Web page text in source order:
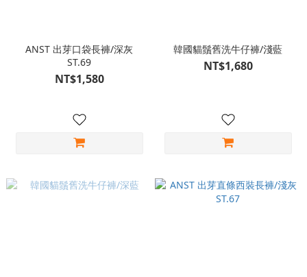
ANST 出芽口袋長褲/深灰
ST.69
NT$1,580
韓國貓鬚舊洗牛仔褲/淺藍
NT$1,680